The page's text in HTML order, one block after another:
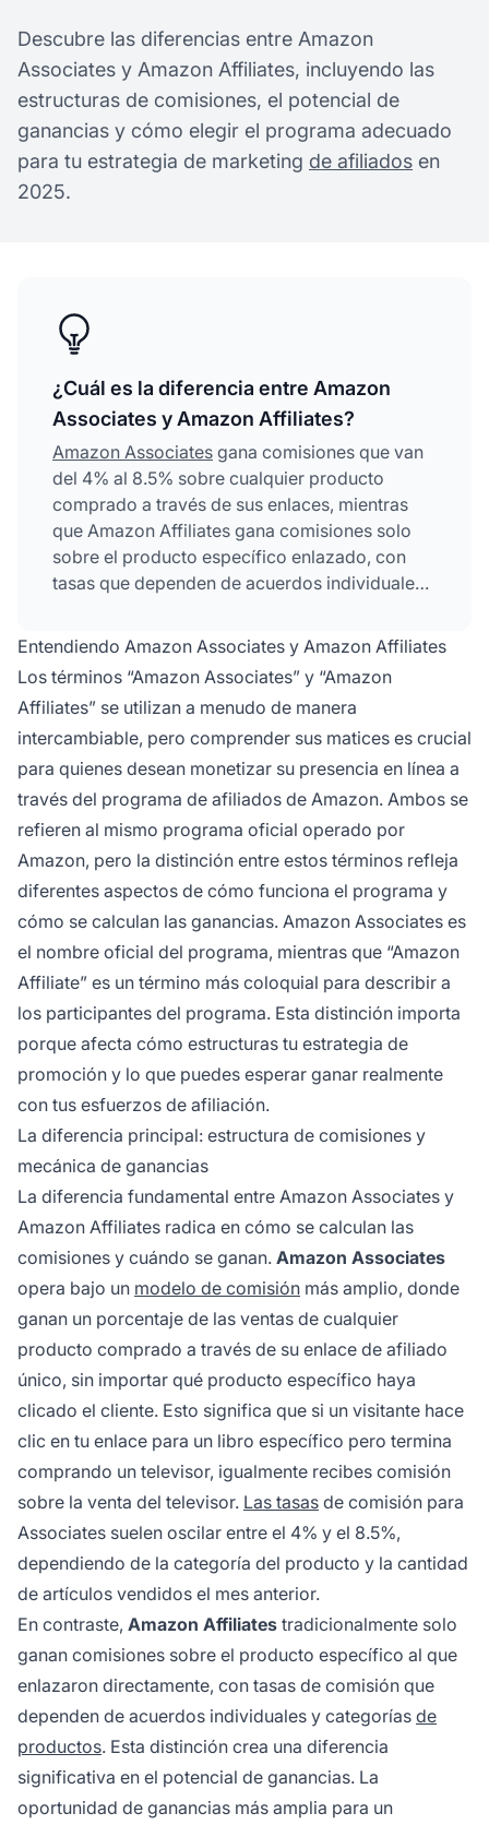
Descubre las diferencias entre Amazon
Associates y Amazon Affiliates, incluyendo las
estructuras de comisiones, el potencial de
ganancias y cómo elegir el programa adecuado
para tu estrategia de marketing de afiliados en
2025.
¿Cuál es la diferencia entre Amazon
Associates y Amazon Affiliates?
Amazon Associates gana comisiones que van
del 4% al 8.5% sobre cualquier producto
comprado a través de sus enlaces, mientras
que Amazon Affiliates gana comisiones solo
sobre el producto específico enlazado, con
tasas que dependen de acuerdos individuales.
de afiliados de Amazon, pero los términos
destacan diferentes aspectos de la
colaboración.
Entendiendo Amazon Associates y Amazon Affiliates
Los términos “Amazon Associates” y “Amazon
Affiliates” se utilizan a menudo de manera
intercambiable, pero comprender sus matices es crucial
para quienes desean monetizar su presencia en línea a
través del programa de afiliados de Amazon. Ambos se
refieren al mismo programa oficial operado por
Amazon, pero la distinción entre estos términos refleja
diferentes aspectos de cómo funciona el programa y
cómo se calculan las ganancias. Amazon Associates es
el nombre oficial del programa, mientras que “Amazon
Affiliate” es un término más coloquial para describir a
los participantes del programa. Esta distinción importa
porque afecta cómo estructuras tu estrategia de
promoción y lo que puedes esperar ganar realmente
con tus esfuerzos de afiliación.
La diferencia principal: estructura de comisiones y
mecánica de ganancias
La diferencia fundamental entre Amazon Associates y
Amazon Affiliates radica en cómo se calculan las
comisiones y cuándo se ganan. Amazon Associates
opera bajo un modelo de comisión más amplio, donde
ganan un porcentaje de las ventas de cualquier
producto comprado a través de su enlace de afiliado
único, sin importar qué producto específico haya
clicado el cliente. Esto significa que si un visitante hace
clic en tu enlace para un libro específico pero termina
comprando un televisor, igualmente recibes comisión
sobre la venta del televisor. Las tasas de comisión para
Associates suelen oscilar entre el 4% y el 8.5%,
dependiendo de la categoría del producto y la cantidad
de artículos vendidos el mes anterior.
En contraste, Amazon Affiliates tradicionalmente solo
ganan comisiones sobre el producto específico al que
enlazaron directamente, con tasas de comisión que
dependen de acuerdos individuales y categorías de
productos. Esta distinción crea una diferencia
significativa en el potencial de ganancias. La
oportunidad de ganancias más amplia para un